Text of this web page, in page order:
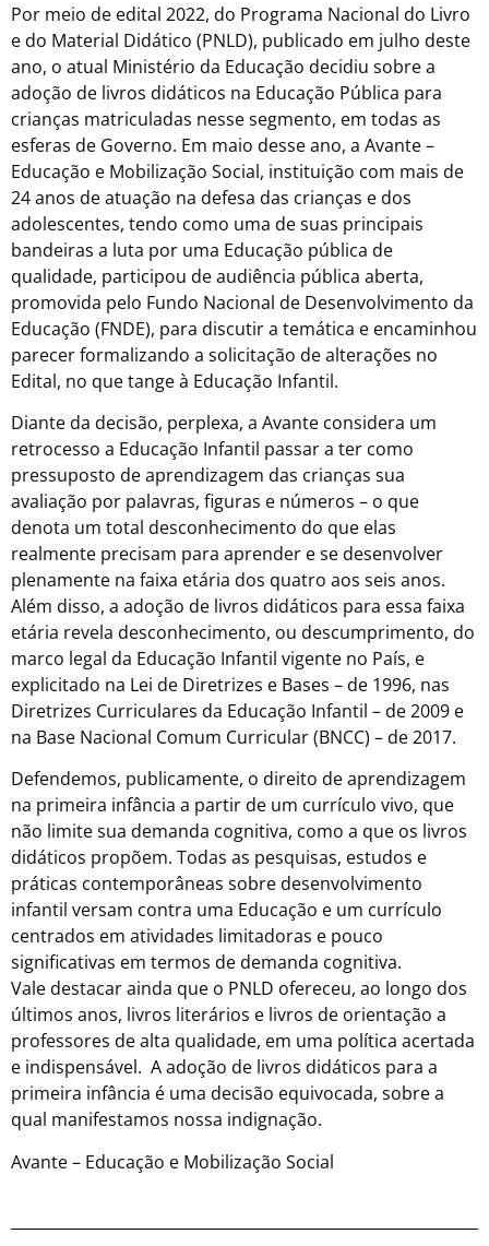
Por meio de edital 2022, do Programa Nacional do Livro
e do Material Didático (PNLD), publicado em julho deste
ano, o atual Ministério da Educação decidiu sobre a
adoção de livros didáticos na Educação Pública para
crianças matriculadas nesse segmento, em todas as
esferas de Governo. Em maio desse ano, a Avante –
Educação e Mobilização Social, instituição com mais de
24 anos de atuação na defesa das crianças e dos
adolescentes, tendo como uma de suas principais
bandeiras a luta por uma Educação pública de
qualidade, participou de audiência pública aberta,
promovida pelo Fundo Nacional de Desenvolvimento da
Educação (FNDE), para discutir a temática e encaminhou
parecer formalizando a solicitação de alterações no
Edital, no que tange à Educação Infantil.
Diante da decisão, perplexa, a Avante considera um
retrocesso a Educação Infantil passar a ter como
pressuposto de aprendizagem das crianças sua
avaliação por palavras, figuras e números – o que
denota um total desconhecimento do que elas
realmente precisam para aprender e se desenvolver
plenamente na faixa etária dos quatro aos seis anos.
Além disso, a adoção de livros didáticos para essa faixa
etária revela desconhecimento, ou descumprimento, do
marco legal da Educação Infantil vigente no País, e
explicitado na Lei de Diretrizes e Bases – de 1996, nas
Diretrizes Curriculares da Educação Infantil – de 2009 e
na Base Nacional Comum Curricular (BNCC) – de 2017.
Defendemos, publicamente, o direito de aprendizagem
na primeira infância a partir de um currículo vivo, que
não limite sua demanda cognitiva, como a que os livros
didáticos propõem. Todas as pesquisas, estudos e
práticas contemporâneas sobre desenvolvimento
infantil versam contra uma Educação e um currículo
centrados em atividades limitadoras e pouco
significativas em termos de demanda cognitiva.
Vale destacar ainda que o PNLD ofereceu, ao longo dos
últimos anos, livros literários e livros de orientação a
professores de alta qualidade, em uma política acertada
e indispensável. A adoção de livros didáticos para a
primeira infância é uma decisão equivocada, sobre a
qual manifestamos nossa indignação.
Avante – Educação e Mobilização Social